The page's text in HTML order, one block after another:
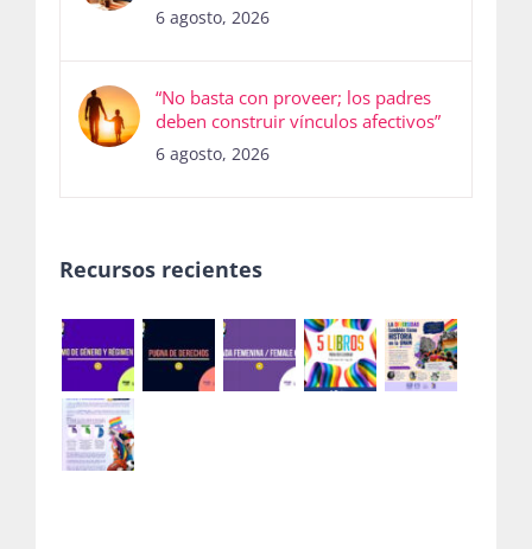
6 agosto, 2026
“No basta con proveer; los padres
deben construir vínculos afectivos”
6 agosto, 2026
Recursos recientes